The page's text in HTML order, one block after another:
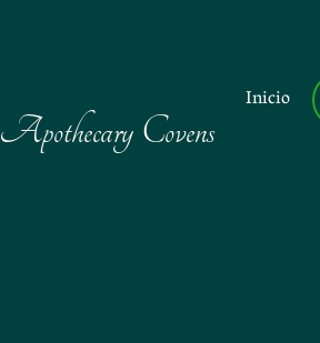
Apothecary Covens
Inicio